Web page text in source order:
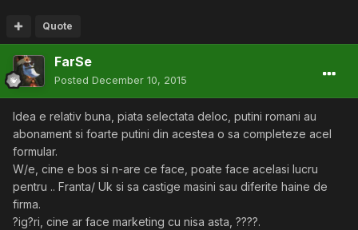
Quote
FarSe
Posted December 10, 2015
Idea e relativ buna, piata selectata deloc, putini romani au
abonament si foarte putini din acestea o sa completeze acel
formular.
W/e, cine e bos si n-are ce face, poate face acelasi lucru
pentru .. Franta/ Uk si sa castige masini sau diferite haine de
firma.
?ig?ri, cine ar face marketing cu nisa asta, ????.